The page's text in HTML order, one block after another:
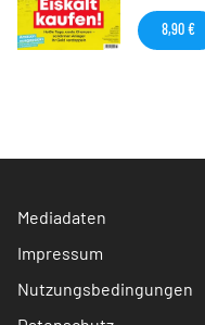
8,90 €
Mediadaten
Impressum
Nutzungsbedingungen